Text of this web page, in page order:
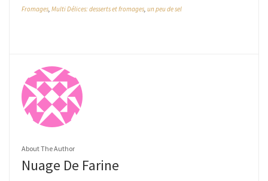
Fromages, Multi Délices: desserts et fromages, un peu de sel
About The Author
Nuage De Farine